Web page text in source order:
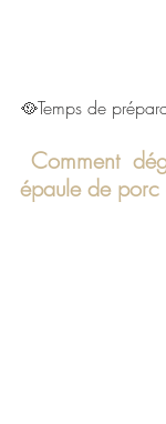
🥘Temps de
Comment
épaule de porc